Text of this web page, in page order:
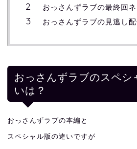
おっさんずラブの最終回
おっさんずラブの見逃し配
おっさんずラブのスペシ
いは？
おっさんずラブの本編と
スペシャル版の違いですが